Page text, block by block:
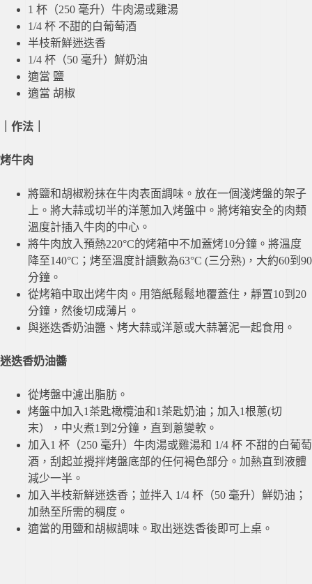
1 杯（250 毫升）牛肉湯或雞湯
1/4 杯 不甜的白葡萄酒
半枝新鮮迷迭香
1/4 杯（50 毫升）鮮奶油
適當 鹽
適當 胡椒
｜作法
烤牛肉
將鹽和胡椒粉抹在牛肉表面調味。放在一個淺烤盤的架子
上。將大蒜或切半的洋蔥加入烤盤中。將烤箱安全的肉類
溫度計插入牛肉的中心。
將牛肉放入預熱220°C的烤箱中不加蓋烤10分鐘。將溫度
降至140°C；烤至溫度計讀數為63°C (三分熟)，大約60到90
分鐘。
從烤箱中取出烤牛肉。用箔紙鬆鬆地覆蓋住，靜置10到20
分鐘，然後切成薄片。
與迷迭香奶油醬、烤大蒜或洋蔥或大蒜薯泥一起食用。
迷迭香奶油醬
從烤盤中濾出脂肪。
烤盤中加入1茶匙橄欖油和1茶匙奶油；加入1根蔥(切
末），中火煮1到2分鐘，直到蔥變軟。
加入1 杯（250 毫升）牛肉湯或雞湯和 1/4 杯 不甜的白葡萄
酒，刮起並攪拌烤盤底部的任何褐色部分。加熱直到液體
減少一半。
加入半枝新鮮迷迭香；並拌入 1/4 杯（50 毫升）鮮奶油；
加熱至所需的稠度。
適當的用鹽和胡椒調味。取出迷迭香後即可上桌。